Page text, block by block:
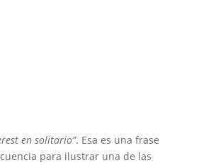
en solitario”. Esa es una frase
para ilustrar una de las